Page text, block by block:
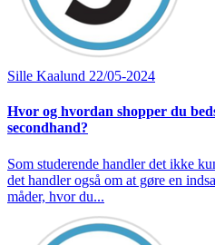
Sille Kaalund 22/05-2024
Hvor og hvordan shopper du
secondhand?
Som studerende handler det ikke
det handler også om at gøre en
måder, hvor du...